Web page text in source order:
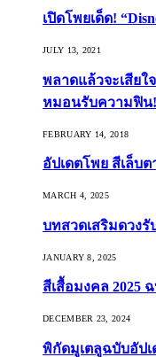
เปิดโพยเด็ด!
JULY 13, 2021
พลาดแล้วจะเสียใ
หมอนรับความฟิน!
FEBRUARY 14, 2018
อัปเดตโพย สีเล็บต
MARCH 4, 2025
บทสวดเสริมดวง
JANUARY 8, 2025
สีเสื้อมงคล 2025
DECEMBER 23, 2024
พิกัดมูเตลูฉบับอัปเ